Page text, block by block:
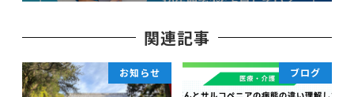
関連記事
お知らせ ブログ